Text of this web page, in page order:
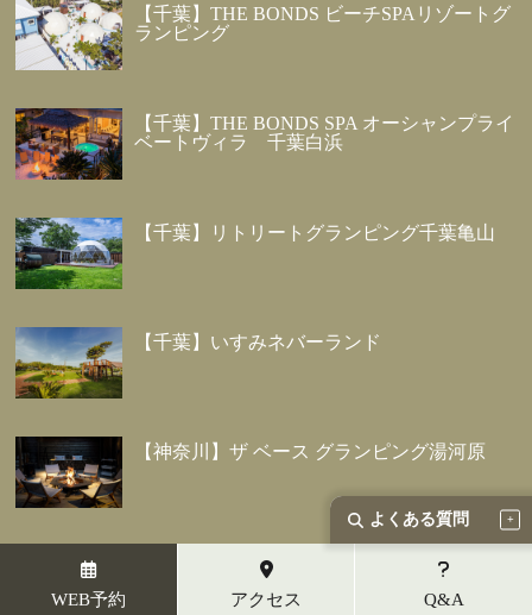
よくある質問
【千葉】THE BONDS ビーチSPAリゾートグ
ランピング
【千葉】THE BONDS SPA オーシャンプライ
ベートヴィラ 千葉白浜
【千葉】リトリートグランピング千葉亀山
【千葉】いすみネバーランド
【神奈川】ザ ベース グランピング湯河原
【神奈川】リビエラ シーボニア マリーナ
WEB予約 アクセス Q&A